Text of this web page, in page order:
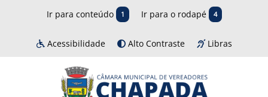
Ir para conteúdo 1 Ir para o rodapé 4
Acessibilidade Alto Contraste Libras